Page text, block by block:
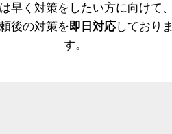
早く対策をしたい方に向けて、
後の対策を即日対応しておりま
す。